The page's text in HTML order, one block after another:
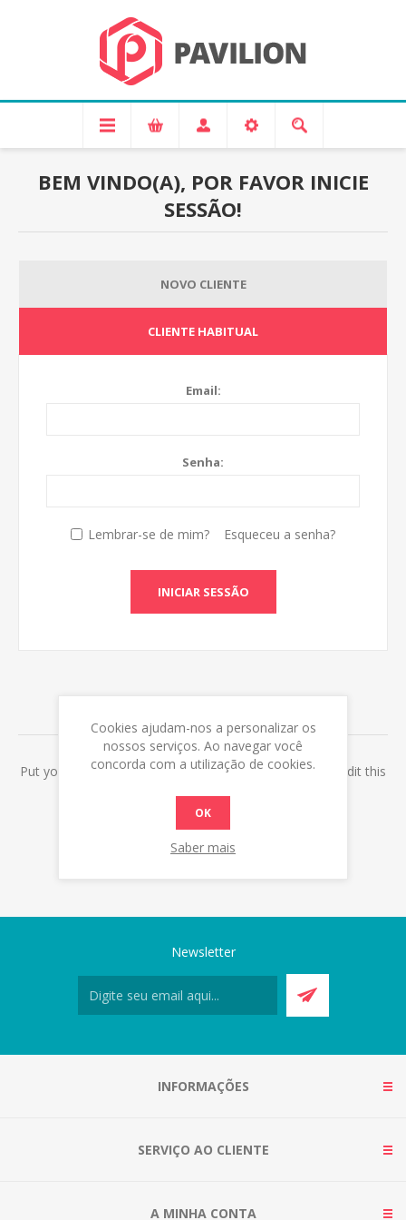
BEM VINDO(A), POR FAVOR INICIE
SESSÃO!
NOVO CLIENTE
CLIENTE HABITUAL
Email:
Senha:
Lembrar-se de mim? Esqueceu a senha?
INICIAR SESSÃO
Put your login / registration information here. You can edit this
in the admin site.
Newsletter
INFORMAÇÕES
SERVIÇO AO CLIENTE
A MINHA CONTA
Cookies ajudam-nos a personalizar os
nossos serviços. Ao navegar você
concorda com a utilização de cookies.
OK
Saber mais